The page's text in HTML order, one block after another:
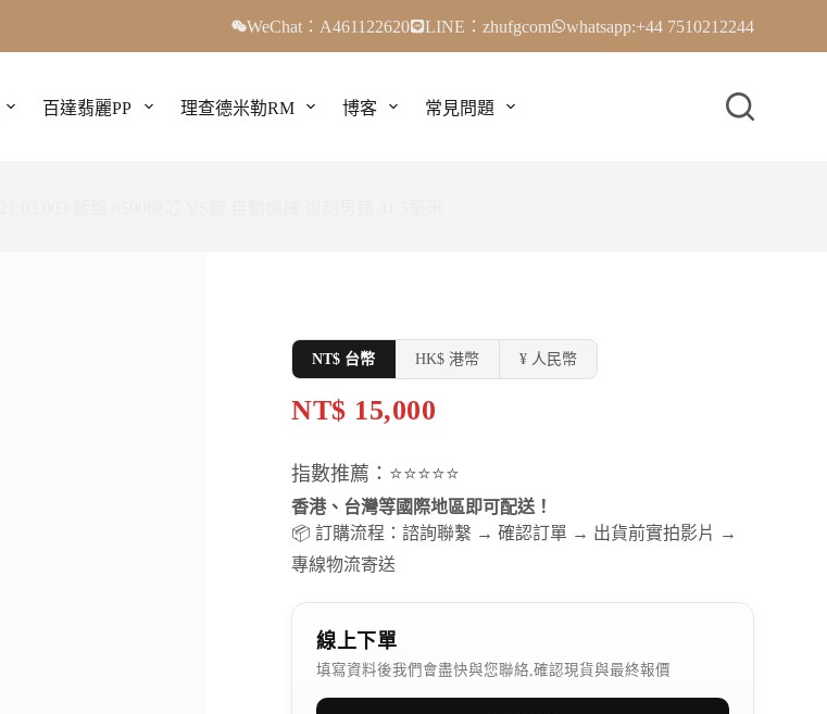
WeChat：A461122620 LINE：zhufgcom whatsapp:+44 7510212244
百達翡麗PP 理查德米勒RM 博客 常見問題
NT$ 台幣 HK$ 港幣 ¥ 人民幣
NT$ 15,000
指數推薦：⭐⭐⭐⭐⭐
香港、台灣等國際地區即可配送！
📦 訂購流程：諮詢聯繫 → 確認訂單 → 出貨前實拍影片 →
專線物流寄送
線上下單
填寫資料後我們會盡快與您聯絡,確認現貨與最終報價